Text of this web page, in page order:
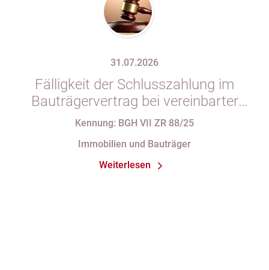
31.07.2026
Fälligkeit der Schlusszahlung im
Bauträgervertrag bei vereinbarter
Zahlung „nach vollständiger
Abnahmeprotokoll festgehaltener
Mängel am Sondereigentum
Kennung: BGH VII ZR 88/25
Immobilien und Bauträger
Weiterlesen